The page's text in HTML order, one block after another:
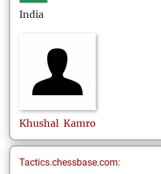
India
Khushal Kamro
Tactics.chessbase.com: